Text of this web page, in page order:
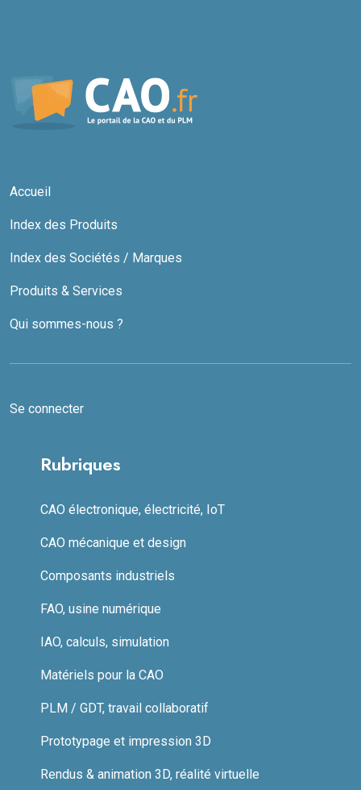
Accueil
Index des Produits
Index des Sociétés / Marques
Produits & Services
Qui sommes-nous ?
Se connecter
Rubriques
CAO électronique, électricité, IoT
CAO mécanique et design
Composants industriels
FAO, usine numérique
IAO, calculs, simulation
Matériels pour la CAO
PLM / GDT, travail collaboratif
Prototypage et impression 3D
Rendus & animation 3D, réalité virtuelle